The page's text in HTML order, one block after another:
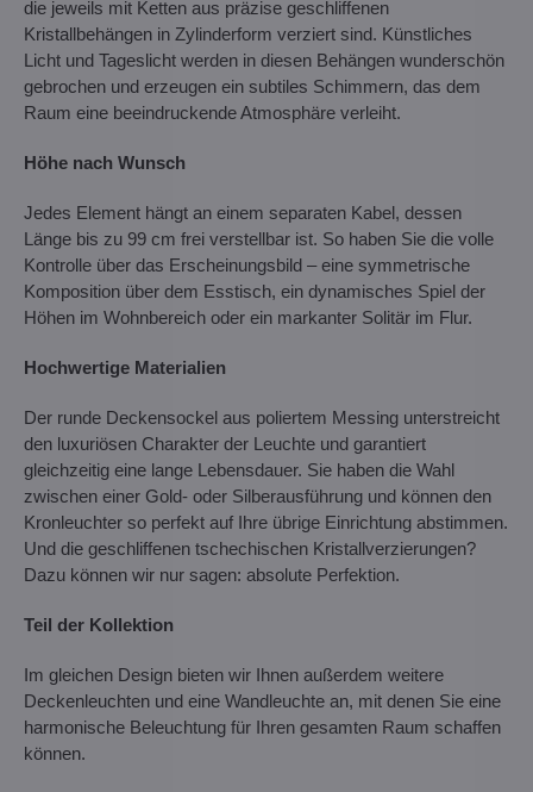
die jeweils mit Ketten aus präzise geschliffenen
Kristallbehängen in Zylinderform verziert sind. Künstliches
Licht und Tageslicht werden in diesen Behängen wunderschön
gebrochen und erzeugen ein subtiles Schimmern, das dem
Raum eine beeindruckende Atmosphäre verleiht.
Höhe nach Wunsch
Jedes Element hängt an einem separaten Kabel, dessen
Länge bis zu 99 cm frei verstellbar ist. So haben Sie die volle
Kontrolle über das Erscheinungsbild – eine symmetrische
Komposition über dem Esstisch, ein dynamisches Spiel der
Höhen im Wohnbereich oder ein markanter Solitär im Flur.
Hochwertige Materialien
Der runde Deckensockel aus poliertem Messing unterstreicht
den luxuriösen Charakter der Leuchte und garantiert
gleichzeitig eine lange Lebensdauer. Sie haben die Wahl
zwischen einer Gold- oder Silberausführung und können den
Kronleuchter so perfekt auf Ihre übrige Einrichtung abstimmen.
Und die geschliffenen tschechischen Kristallverzierungen?
Dazu können wir nur sagen: absolute Perfektion.
Teil der Kollektion
Im gleichen Design bieten wir Ihnen außerdem weitere
Deckenleuchten und eine Wandleuchte an, mit denen Sie eine
harmonische Beleuchtung für Ihren gesamten Raum schaffen
können.